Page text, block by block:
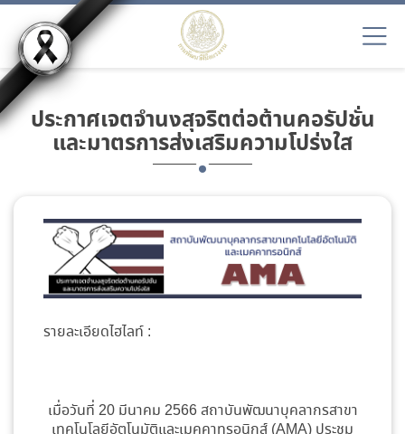
ประกาศเจตจำนงสุจริตต่อต้านคอรัปชั่น
และมาตรการส่งเสริมความโปร่งใส
รายละเอียดไฮไลท์ :
เมื่อวันที่ 20 มีนาคม 2566 สถาบันพัฒนาบุคลากรสาขา
เทคโนโลยีอัตโนมัติและเมคคาทรอนิกส์ (AMA) ประชุม